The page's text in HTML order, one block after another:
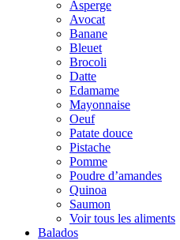
Asperge
Avocat
Banane
Bleuet
Brocoli
Datte
Edamame
Mayonnaise
Oeuf
Patate douce
Pistache
Pomme
Poudre d’amandes
Quinoa
Saumon
Voir tous les aliments
Balados